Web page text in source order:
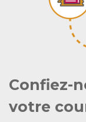
Confiez-
votre